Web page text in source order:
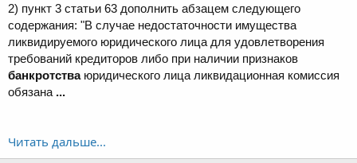
2) пункт 3 статьи 63 дополнить абзацем следующего
содержания: "В случае недостаточности имущества
ликвидируемого юридического лица для удовлетворения
требований кредиторов либо при наличии признаков
банкротстваюридического лица ликвидационная комиссия
обязана ...
Читать дальше...